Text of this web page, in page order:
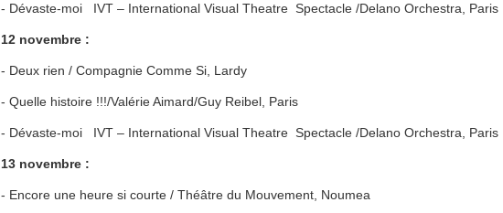
- Dévaste-moi IVT – International Visual Theatre Spectacle /Delano Orchestra, Paris
12 novembre :
- Deux rien / Compagnie Comme Si, Lardy
- Quelle histoire !!!/Valérie Aimard/Guy Reibel, Paris
- Dévaste-moi IVT – International Visual Theatre Spectacle /Delano Orchestra, Paris
13 novembre :
- Encore une heure si courte / Théâtre du Mouvement, Noumea